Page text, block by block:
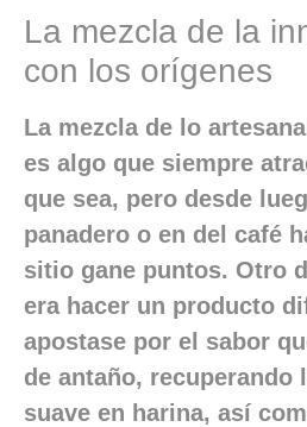
La mezcla de la
con los orígenes
La mezcla de lo
es algo que siempre
que sea, pero desde
panadero o en del café
sitio gane puntos. Otro
era hacer un producto
apostase por el sabor
de antaño, recuperando
suave en harina, así